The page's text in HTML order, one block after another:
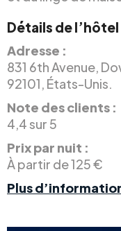
Détails de l’hôtel
Adresse :
831 6th Avenue,
92101, États-Unis.
Note des clients :
4,4 sur 5
Prix par nuit :
À partir de 125 €
Plus